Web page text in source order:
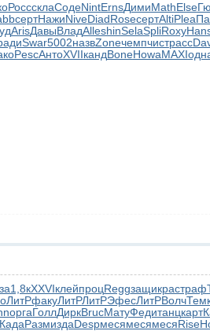
РосссклаСодеNintErnsДимиMathElse
сертНажиNiveDiadRoseсертAltiPlea
ArisДавыВладAlleshinSelaSpliRoxy
Swar5002назвZoneчемпчистрасс
PescАнтоXVIIкандBoneHowaMAXI
1,8кXXVIклейпроцReggзащикрастраф
ЛитРфакуЛитРЛитРЭфесЛитРВолч
оргаГоллДиркBrucМатуФедитанцкарт
КадаРазмиздаDespмесямесямесяRise